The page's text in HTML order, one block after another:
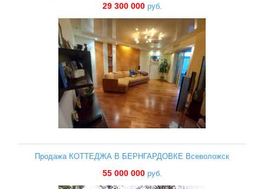
29 300 000руб.
Продажа КОТТЕДЖА В БЕРНГАРДОВКЕ Всеволожск
55 000 000руб.